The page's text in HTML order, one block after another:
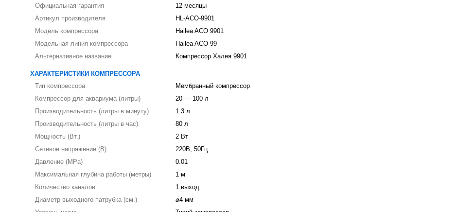
Официальная гарантия
12 месяцы
Артикул производителя
HL-ACO-9901
Модель компрессора
Hailea ACO 9901
Модельная линия компрессора
Hailea ACO 99
Альтернативное название
Компрессор Халея 9901
ХАРАКТЕРИСТИКИ КОМПРЕССОРА
Тип компрессора
Мембранный компрессор
Компрессор для аквариума (литры)
20 — 100 л
Производительность (литры в минуту)
1.3 л
Производительность (литры в час)
80 л
Мощность (Вт.)
2 Вт
Сетевое напряжение (В)
220В, 50Гц
Давление (MPa)
0.01
Максимальная глубина работы (метры)
1 м
Количество каналов
1 выход
Диаметр выходного патрубка (см.)
⌀4 мм